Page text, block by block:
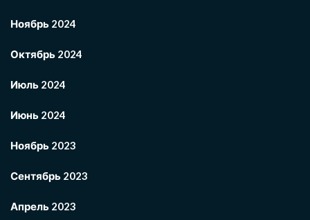
Ноябрь 2024
Октябрь 2024
Июль 2024
Июнь 2024
Ноябрь 2023
Сентябрь 2023
Апрель 2023